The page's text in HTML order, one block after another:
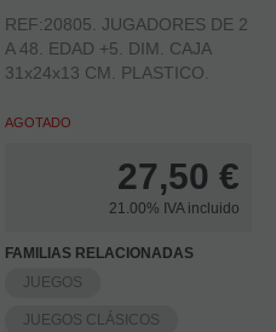
REF:20805. JUGADORES DE 2
A 48. EDAD +5. DIM. CAJA
31x24x13 CM. PLASTICO.
AGOTADO
27,50 €
21.00% IVA incluido
FAMILIAS RELACIONADAS
JUEGOS
JUEGOS CLÁSICOS